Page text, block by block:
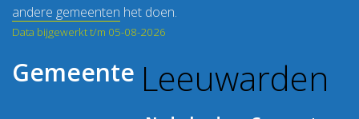
andere gemeenten het doen.
Data bijgewerkt t/m 05-08-2026
Gemeente Leeuwarden